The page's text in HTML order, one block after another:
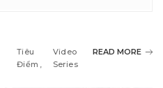
Tiêu
Điểm
Video
Series
READ MORE